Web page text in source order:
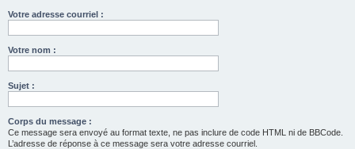
Votre adresse courriel :
Votre nom :
Sujet :
Corps du message :
Ce message sera envoyé au format texte, ne pas inclure de code HTML ni de BBCode.
L’adresse de réponse à ce message sera votre adresse courriel.